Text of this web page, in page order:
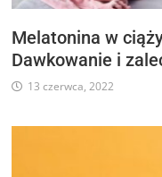
Melatonina w
Dawkowanie i
13 czerwca, 2022